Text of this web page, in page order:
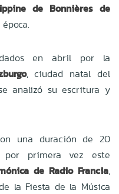
de Bonnières de
en abril por la
, ciudad natal del
analizó su escritura y
una duración de 20
por primera vez este
de Radio Francia,
la Fiesta de la Música